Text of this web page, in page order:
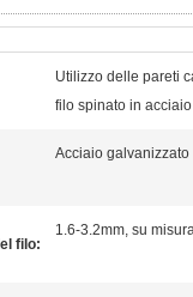
Utilizzo delle pareti
filo spinato in
Acciaio galvanizzato
filo:
1.6-3.2mm, su